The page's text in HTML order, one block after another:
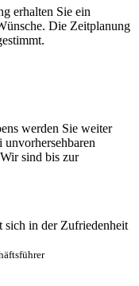
erhalten Sie ein
Die Zeitplanung
werden Sie weiter
unvorhersehbaren
sind bis zur
sich in der Zufriedenheit